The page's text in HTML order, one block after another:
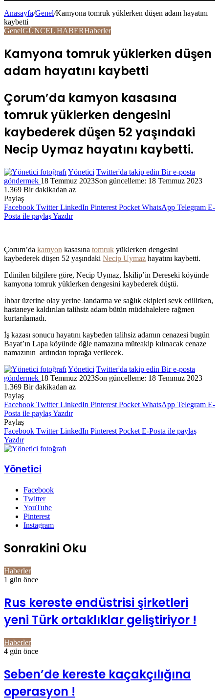
Anasayfa/Genel/Kamyona tomruk yüklerken düşen adam hayatını
kaybetti
GenelGÜNCEL HABERHaberler
Kamyona tomruk yüklerken düşen
adam hayatını kaybetti
Çorum’da kamyon kasasına
tomruk yüklerken dengesini
kaybederek düşen 52 yaşındaki
Necip Uymaz hayatını kaybetti.
Yönetici Twitter'da takip edin Bir e-posta
göndermek 18 Temmuz 2023Son güncelleme: 18 Temmuz 2023
1.369 Bir dakikadan az
Paylaş
Facebook Twitter LinkedIn Pinterest Pocket WhatsApp Telegram E-
Posta ile paylaşYazdır
Çorum’da kamyon kasasına tomruk yüklerken dengesini
kaybederek düşen 52 yaşındaki Necip Uymaz hayatını kaybetti.
Edinilen bilgilere göre, Necip Uymaz, İskilip’in Dereseki köyünde
kamyona tomruk yüklerken dengesini kaybederek düştü.
İhbar üzerine olay yerine Jandarma ve sağlık ekipleri sevk edilirken,
hastaneye kaldırılan talihsiz adam bütün müdahalelere rağmen
kurtarılamadı.
İş kazası sonucu hayatını kaybeden talihsiz adamın cenazesi bugün
Bayat’ın Lapa köyünde öğle namazına müteakip kılınacak cenaze
namazının ardından toprağa verilecek.
Yönetici Twitter'da takip edin Bir e-posta
göndermek 18 Temmuz 2023Son güncelleme: 18 Temmuz 2023
1.369 Bir dakikadan az
Paylaş
Facebook Twitter LinkedIn Pinterest Pocket WhatsApp Telegram E-
Posta ile paylaşYazdır
Paylaş
Facebook Twitter LinkedIn Pinterest Pocket E-Posta ile paylaş
Yazdır
Yönetici
Facebook
Twitter
YouTube
Pinterest
Instagram
Sonrakini Oku
Haberler
1 gün önce
Rus kereste endüstrisi şirketleri
yeni Türk ortaklıklar geliştiriyor !
Haberler
4 gün önce
Seben’de kereste kaçakçılığına
operasyon !